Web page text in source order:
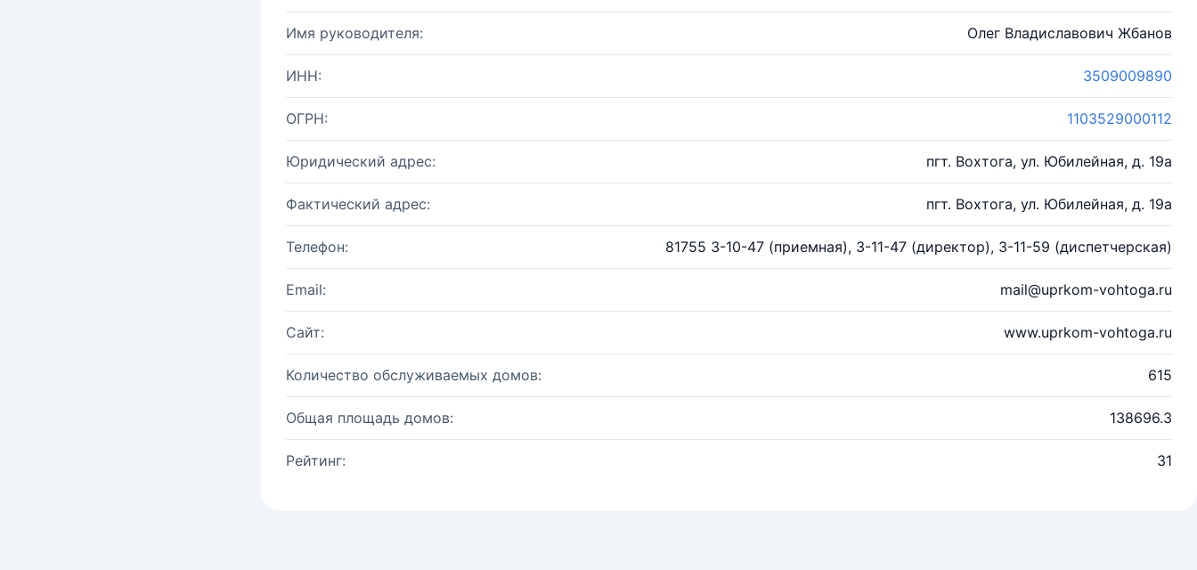
Имя руководителя: Олег Владиславович Жбанов
ИНН: 3509009890
ОГРН: 1103529000112
Юридический адрес: пгт. Вохтога, ул. Юбилейная, д. 19а
Фактический адрес: пгт. Вохтога, ул. Юбилейная, д. 19а
Телефон: 81755 3-10-47 (приемная), 3-11-47 (директор), 3-11-59 (диспетчерская)
Email: mail@uprkom-vohtoga.ru
Сайт: www.uprkom-vohtoga.ru
Количество обслуживаемых домов: 615
Общая площадь домов: 138696.3
Рейтинг: 31